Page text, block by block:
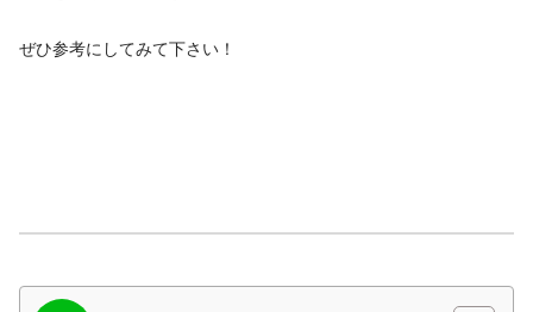
ぜひ参考にしてみて下さい！